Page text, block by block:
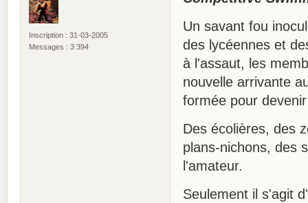
Inscription : 31-03-2005
Messages : 3 394
Un savant fou
des lycéennes et
à l'assaut, les
nouvelle arrivante
formée pour
Des écolières, des
plans-nichons, des
l'amateur.
Seulement il s'agit